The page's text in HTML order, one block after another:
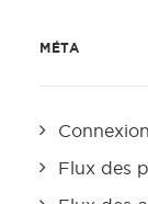
MÉTA
Connexion
Flux des